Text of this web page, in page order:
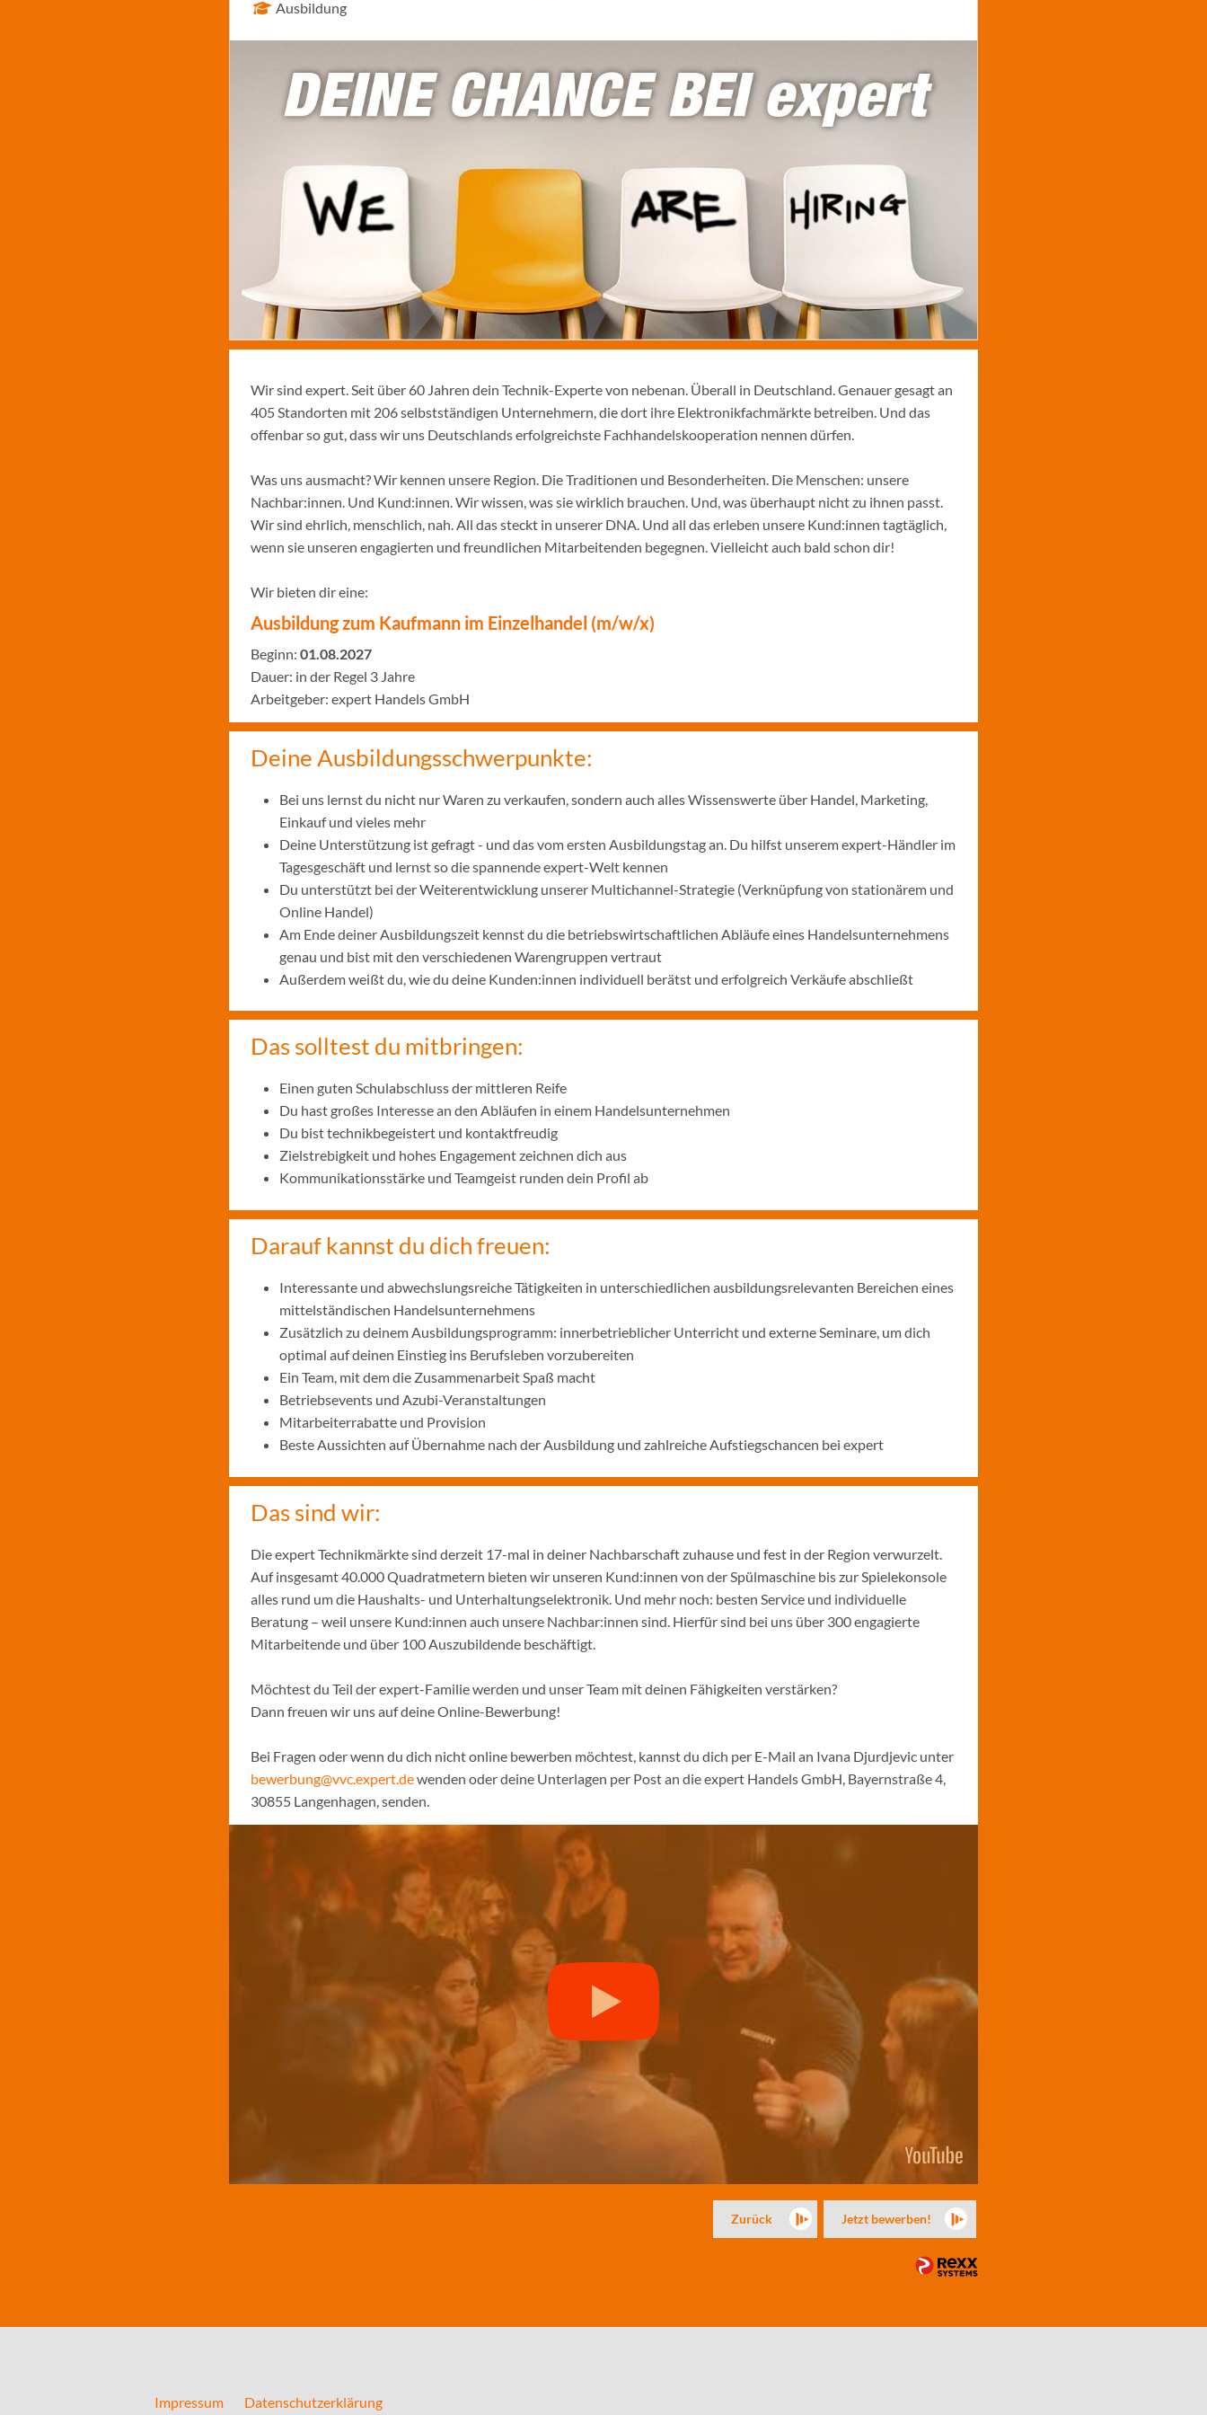
Ausbildung
Wir sind expert. Seit über 60 Jahren dein Technik-Experte von nebenan. Überall in Deutschland. Genauer gesagt an
405 Standorten mit 206 selbstständigen Unternehmern, die dort ihre Elektronikfachmärkte betreiben. Und das
offenbar so gut, dass wir uns Deutschlands erfolgreichste Fachhandelskooperation nennen dürfen.
Was uns ausmacht? Wir kennen unsere Region. Die Traditionen und Besonderheiten. Die Menschen: unsere
Nachbar:innen. Und Kund:innen. Wir wissen, was sie wirklich brauchen. Und, was überhaupt nicht zu ihnen passt.
Wir sind ehrlich, menschlich, nah. All das steckt in unserer DNA. Und all das erleben unsere Kund:innen tagtäglich,
wenn sie unseren engagierten und freundlichen Mitarbeitenden begegnen. Vielleicht auch bald schon dir!
Wir bieten dir eine:
Ausbildung zum Kaufmann im Einzelhandel (m/w/x)
Beginn: 01.08.2027
Dauer: in der Regel 3 Jahre
Arbeitgeber: expert Handels GmbH
Deine Ausbildungsschwerpunkte:
Bei uns lernst du nicht nur Waren zu verkaufen, sondern auch alles Wissenswerte über Handel, Marketing,
Einkauf und vieles mehr
Deine Unterstützung ist gefragt - und das vom ersten Ausbildungstag an. Du hilfst unserem expert-Händler im
Tagesgeschäft und lernst so die spannende expert-Welt kennen
Du unterstützt bei der Weiterentwicklung unserer Multichannel-Strategie (Verknüpfung von stationärem und
Online Handel)
Am Ende deiner Ausbildungszeit kennst du die betriebswirtschaftlichen Abläufe eines Handelsunternehmens
genau und bist mit den verschiedenen Warengruppen vertraut
Außerdem weißt du, wie du deine Kunden:innen individuell berätst und erfolgreich Verkäufe abschließt
Das solltest du mitbringen:
Einen guten Schulabschluss der mittleren Reife
Du hast großes Interesse an den Abläufen in einem Handelsunternehmen
Du bist technikbegeistert und kontaktfreudig
Zielstrebigkeit und hohes Engagement zeichnen dich aus
Kommunikationsstärke und Teamgeist runden dein Profil ab
Darauf kannst du dich freuen:
Interessante und abwechslungsreiche Tätigkeiten in unterschiedlichen ausbildungsrelevanten Bereichen eines
mittelständischen Handelsunternehmens
Zusätzlich zu deinem Ausbildungsprogramm: innerbetrieblicher Unterricht und externe Seminare, um dich
optimal auf deinen Einstieg ins Berufsleben vorzubereiten
Ein Team, mit dem die Zusammenarbeit Spaß macht
Betriebsevents und Azubi-Veranstaltungen
Mitarbeiterrabatte und Provision
Beste Aussichten auf Übernahme nach der Ausbildung und zahlreiche Aufstiegschancen bei expert
Das sind wir:
Die expert Technikmärkte sind derzeit 17-mal in deiner Nachbarschaft zuhause und fest in der Region verwurzelt.
Auf insgesamt 40.000 Quadratmetern bieten wir unseren Kund:innen von der Spülmaschine bis zur Spielekonsole
alles rund um die Haushalts- und Unterhaltungselektronik. Und mehr noch: besten Service und individuelle
Beratung – weil unsere Kund:innen auch unsere Nachbar:innen sind. Hierfür sind bei uns über 300 engagierte
Mitarbeitende und über 100 Auszubildende beschäftigt.
Möchtest du Teil der expert-Familie werden und unser Team mit deinen Fähigkeiten verstärken?
Dann freuen wir uns auf deine Online-Bewerbung!
Bei Fragen oder wenn du dich nicht online bewerben möchtest, kannst du dich per E-Mail an Ivana Djurdjevic unter
bewerbung@vvc.expert.dewenden oder deine Unterlagen per Post an die expert Handels GmbH, Bayernstraße 4,
30855 Langenhagen, senden.
Zurück Jetzt bewerben!
Impressum Datenschutzerklärung